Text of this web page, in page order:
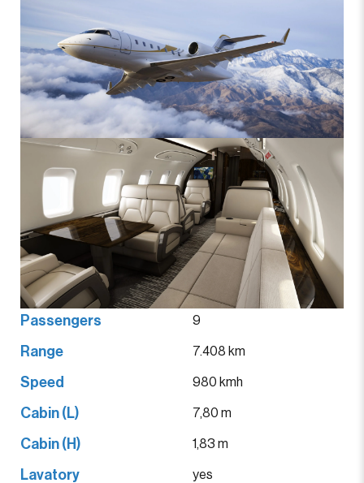
Passengers 9
Range 7.408 km
Speed 980 kmh
Cabin (L) 7,80 m
Cabin (H) 1,83 m
Lavatory yes